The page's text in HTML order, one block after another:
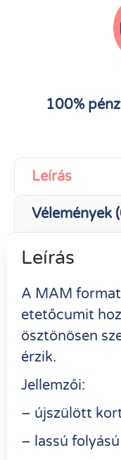
100%
Leírás
Vélemények
Leírás
A MAM
etetőcumit
ösztönösen
érzik.
Jellemzői:
– újszülött
– lassú folyású